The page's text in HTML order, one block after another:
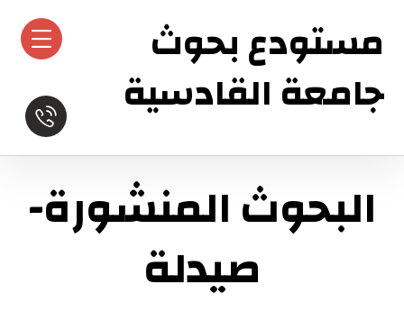
مستودع بحوث
جامعة القادسية
البحوث المنشورة-
صيدلة